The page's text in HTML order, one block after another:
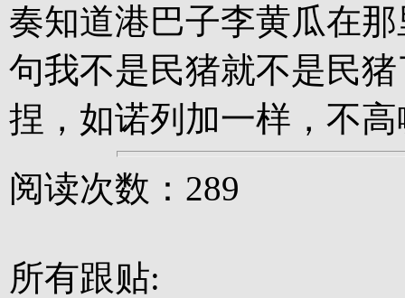
奏知道港巴子李黄瓜在
句我不是民猪就不是民
捏，如诺列加一样，不
阅读次数：289
所有跟贴: